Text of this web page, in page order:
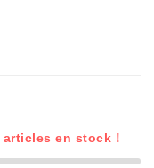
articles en stock !